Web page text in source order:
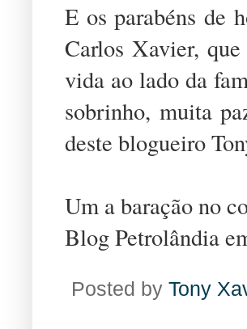
E os parabéns de
Carlos Xavier,
vida ao lado da
sobrinho, muita
deste blogueiro
Um a baração no
Blog Petrolândia
Posted by Tony